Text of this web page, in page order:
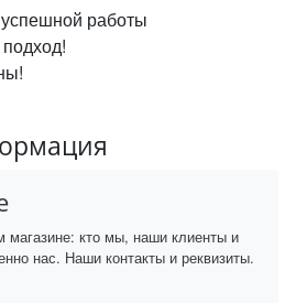
работы
магазине: кто мы, наши клиенты и
нас. Наши контакты и реквизиты.